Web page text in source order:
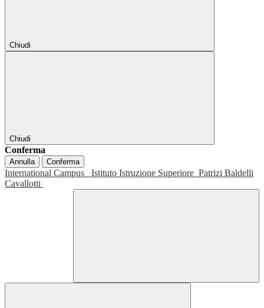
Chiudi
Chiudi
Conferma
Annulla Conferma
International Campus Istituto Istruzione Superiore Patrizi Baldelli
Cavallotti